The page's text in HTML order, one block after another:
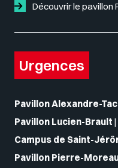
Découvrir le pavillon
Urgences
Pavillon Alexandre-
Pavillon Lucien-Brault |
Campus de Saint-
Pavillon Pierre-